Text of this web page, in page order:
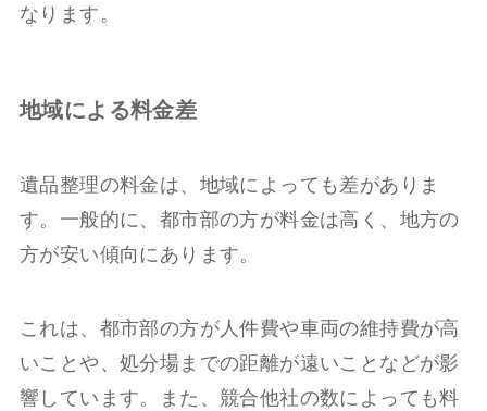
なります。
地域による料金差
遺品整理の料金は、地域によっても差がありま
す。一般的に、都市部の方が料金は高く、地方の
方が安い傾向にあります。
これは、都市部の方が人件費や車両の維持費が高
いことや、処分場までの距離が遠いことなどが影
響しています。また、競合他社の数によっても料